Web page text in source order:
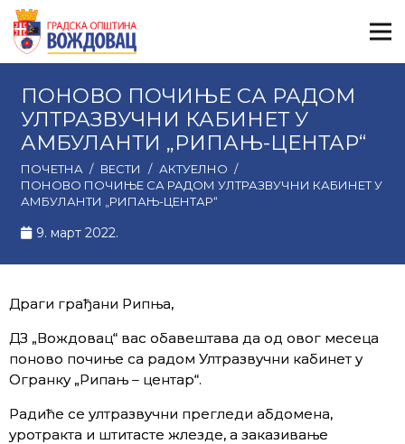
ПОНОВО ПОЧИЊЕ СА РАДОМ
УЛТРАЗВУЧНИ КАБИНЕТ У
АМБУЛАНТИ „РИПАЊ-ЦЕНТАР“
ПОЧЕТНА / ВЕСТИ / АКТУЕЛНО /
ПОНОВО ПОЧИЊЕ СА РАДОМ УЛТРАЗВУЧНИ КАБИНЕТ У
АМБУЛАНТИ „РИПАЊ-ЦЕНТАР“
9. март 2022.
Драги грађани Рипња,
ДЗ „Вождовац“ вас обавештава да од овог месеца
поново почиње са радом Ултразвучни кабинет у
Огранку „Рипањ – центар“.
Радиће се ултразвучни прегледи абдомена,
уротракта и штитасте жлездe, а заказивање